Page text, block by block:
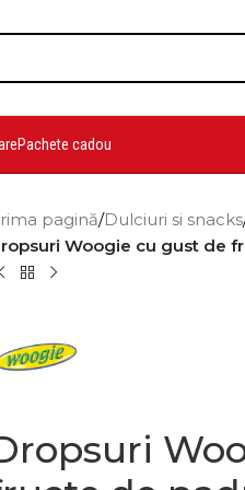
Pachete cadou
pagină/Dulciuri si snacks
Woogie cu gust de